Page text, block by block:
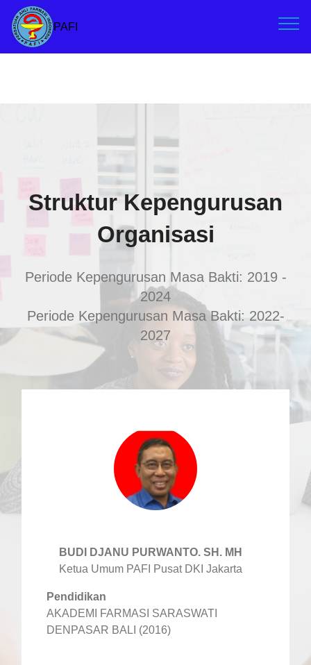
PAFI
Struktur Kepengurusan
Organisasi
Periode Kepengurusan Masa Bakti: 2019 -
2024
Periode Kepengurusan Masa Bakti: 2022-
2027
BUDI DJANU PURWANTO. SH. MH
Ketua Umum PAFI Pusat DKI Jakarta
Pendidikan
AKADEMI FARMASI SARASWATI
DENPASAR BALI (2016)